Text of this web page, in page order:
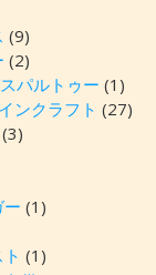
(9)
(2)
パルトゥー (1)
ンクラフト (27)
(3)
(1)
(1)